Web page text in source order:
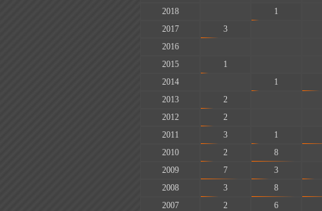
2018
1
2017
3
2016
2015
1
2014
1
2013
2
2012
2
2011
3 1
2010
2 8
2009
7 3
2008
3 8
2007
2 6